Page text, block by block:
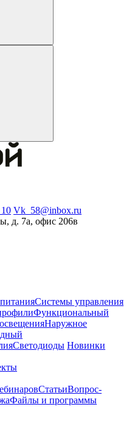
Vk_58@inbox.ru
д. 7а, офис 206в
Системы управления
Функциональный
Наружное
Светодиоды Новинки
СтатьиВопрос-
Файлы и программы